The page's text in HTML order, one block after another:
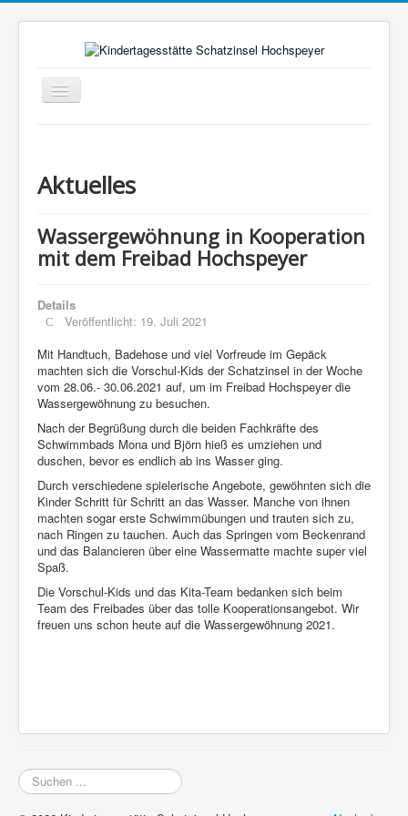
Navigation
an/aus
Rahmenbedingungen
Bild vom Kind
Elternausschuss
Träger
Kontakt
Hochspeyer
Aktuelles
Wassergewöhnung in Kooperation
mit dem Freibad Hochspeyer
Details
Veröffentlicht: 19. Juli 2021
Mit Handtuch, Badehose und viel Vorfreude im Gepäck
machten sich die Vorschul-Kids der Schatzinsel in der Woche
vom 28.06.- 30.06.2021 auf, um im Freibad Hochspeyer die
Wassergewöhnung zu besuchen.
Nach der Begrüßung durch die beiden Fachkräfte des
Schwimmbads Mona und Björn hieß es umziehen und
duschen, bevor es endlich ab ins Wasser ging.
Durch verschiedene spielerische Angebote, gewöhnten sich die
Kinder Schritt für Schritt an das Wasser. Manche von ihnen
machten sogar erste Schwimmübungen und trauten sich zu,
nach Ringen zu tauchen. Auch das Springen vom Beckenrand
und das Balancieren über eine Wassermatte machte super viel
Spaß.
Die Vorschul-Kids und das Kita-Team bedanken sich beim
Team des Freibades über das tolle Kooperationsangebot. Wir
freuen uns schon heute auf die Wassergewöhnung 2021.
Suchen
...